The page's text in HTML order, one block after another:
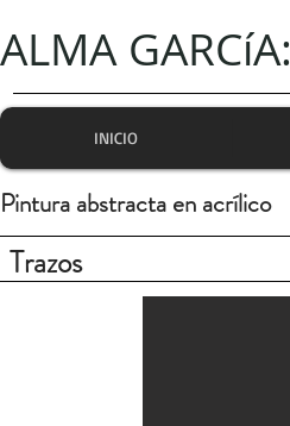
ALMA GARCíA:
INICIO
Pintura abstracta en acrílico
Trazos